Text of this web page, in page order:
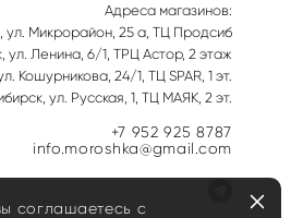
Адреса магазинов:
ул. Микрорайон, 25 а, ТЦ Продсиб
ул. Ленина, 6/1, ТРЦ Астор, 2 этаж
Кошурникова, 24/1, ТЦ SPAR, 1 эт.
ул. Русская, 1, ТЦ МАЯК, 2 эт.
+7 952 925 8787
info.moroshka@gmail.com
соглашаетесь с